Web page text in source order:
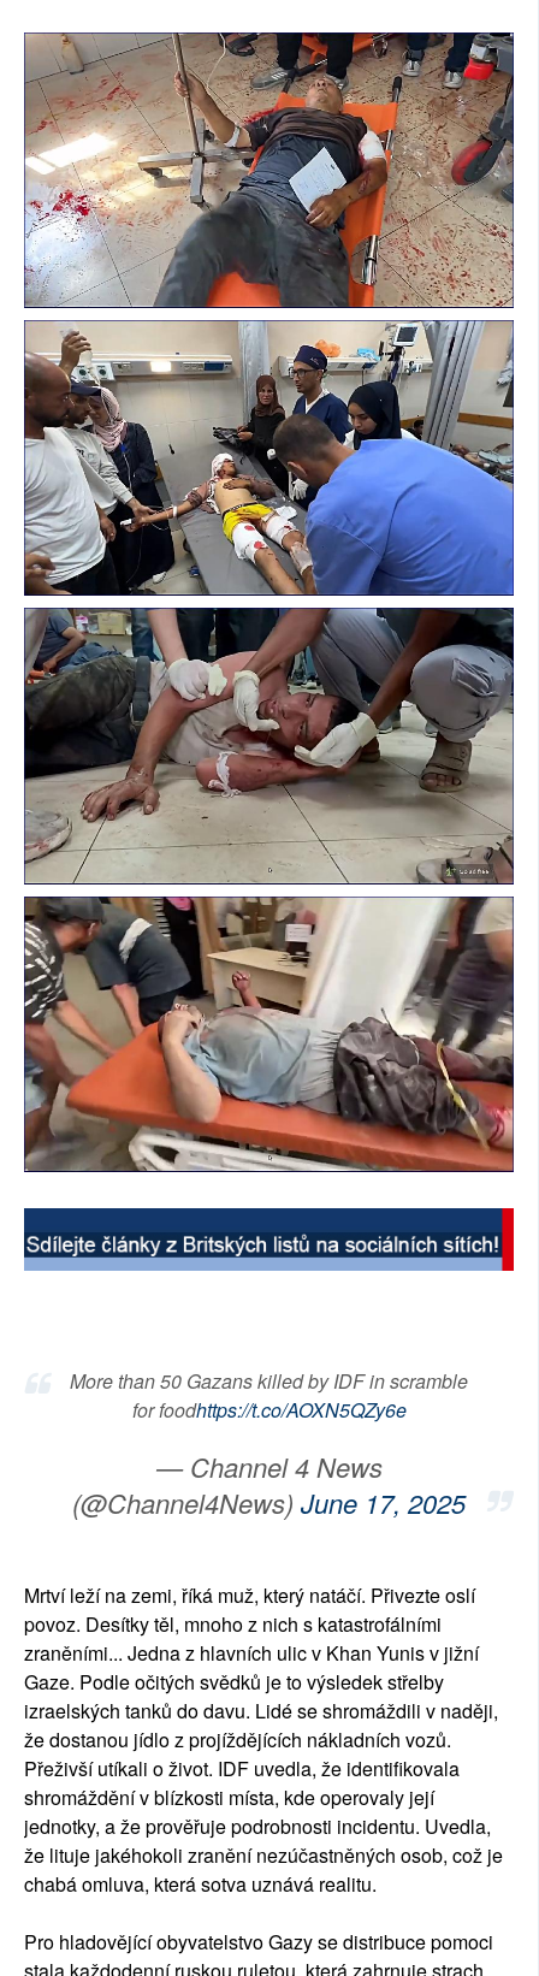
More than 50 Gazans killed by IDF in scramble
for foodhttps://t.co/AOXN5QZy6e
— Channel 4 News
(@Channel4News) June 17, 2025
Mrtví leží na zemi, říká muž, který natáčí. Přivezte oslí
povoz. Desítky těl, mnoho z nich s katastrofálními
zraněními... Jedna z hlavních ulic v Khan Yunis v jižní
Gaze. Podle očitých svědků je to výsledek střelby
izraelských tanků do davu. Lidé se shromáždili v naději,
že dostanou jídlo z projíždějících nákladních vozů.
Přeživší utíkali o život. IDF uvedla, že identifikovala
shromáždění v blízkosti místa, kde operovaly její
jednotky, a že prověřuje podrobnosti incidentu. Uvedla,
že lituje jakéhokoli zranění nezúčastněných osob, což je
chabá omluva, která sotva uznává realitu.
Pro hladovějící obyvatelstvo Gazy se distribuce pomoci